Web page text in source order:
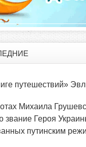
путешествий»
Михаила
звание Героя
путинским